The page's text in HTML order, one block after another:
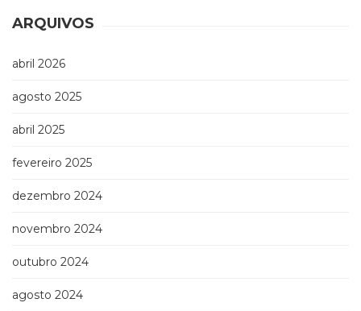
Públicas
e
Empresarial
(31)
Espiritualidade,
(63)
(132)
categoria
Televisão
Temas
ARQUIVOS
abril 2026
agosto 2025
abril 2025
fevereiro 2025
dezembro 2024
novembro 2024
outubro 2024
agosto 2024